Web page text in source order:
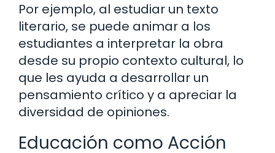
Por ejemplo, al estudiar un texto
literario, se puede animar a los
estudiantes a interpretar la obra
desde su propio contexto cultural, lo
que les ayuda a desarrollar un
pensamiento crítico y a apreciar la
diversidad de opiniones.
Educación como Acción